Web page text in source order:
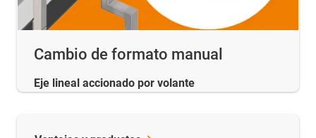
Cambio de formato manual
Eje lineal accionado por volante